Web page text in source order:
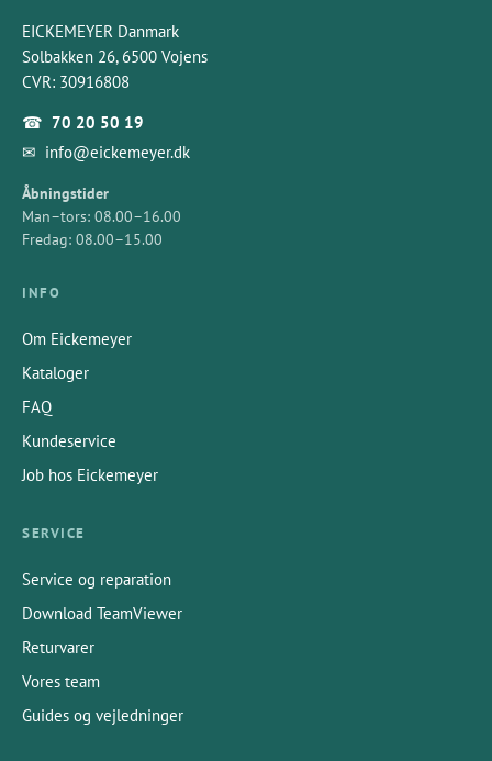
EICKEMEYER Danmark
Solbakken 26, 6500 Vojens
CVR: 30916808
☎ 70 20 50 19
✉ info@eickemeyer.dk
Åbningstider
Man–tors: 08.00–16.00
Fredag: 08.00–15.00
INFO
Om Eickemeyer
Kataloger
FAQ
Kundeservice
Job hos Eickemeyer
SERVICE
Service og reparation
Download TeamViewer
Returvarer
Vores team
Guides og vejledninger